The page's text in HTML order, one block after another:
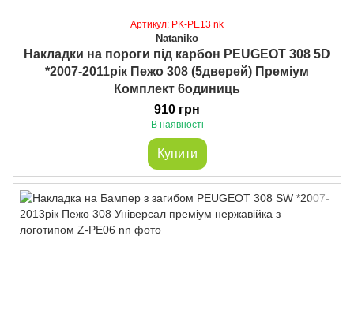
Артикул: PK-PE13 nk
Nataniko
Накладки на пороги під карбон PEUGEOT 308 5D
*2007-2011рік Пежо 308 (5дверей) Преміум
Комплект 6одиниць
910 грн
В наявності
Купити